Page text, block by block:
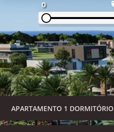
0
APARTAMENTO 1 DORMITÓRIO